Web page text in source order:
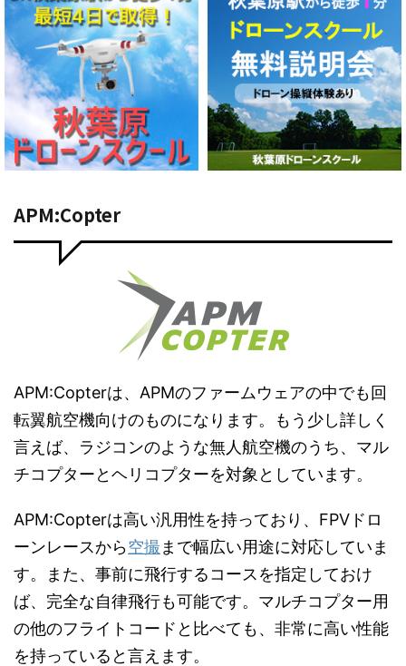
APM:Copter
APM:Copterは、APMのファームウェアの中でも回
転翼航空機向けのものになります。もう少し詳しく
言えば、ラジコンのような無人航空機のうち、マル
チコプターとヘリコプターを対象としています。
APM:Copterは高い汎用性を持っており、FPVドロ
ーンレースから空撮 まで幅広い用途に対応していま
す。また、事前に飛行するコースを指定しておけ
ば、完全な自律飛行も可能です。マルチコプター用
の他のフライトコードと比べても、非常に高い性能
を持っていると言えます。